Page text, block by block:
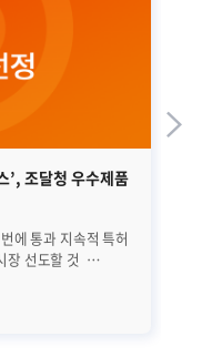
’, 조달청 우수제품
속적 특허
장 선도할 것
이 조달청